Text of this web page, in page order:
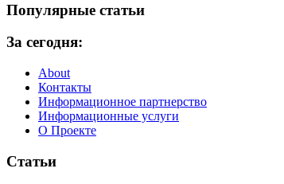
Популярные статьи
За сегодня:
About
Контакты
Информационное партнерство
Информационные услуги
О Проекте
Статьи